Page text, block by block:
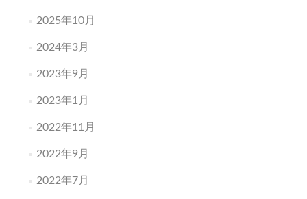
2025年10月
2024年3月
2023年9月
2023年1月
2022年11月
2022年9月
2022年7月